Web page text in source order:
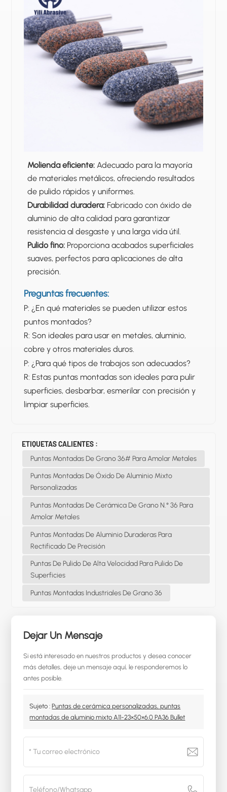
Molienda eficiente:Adecuado para la mayoría
de materiales metálicos, ofreciendo resultados
de pulido rápidos y uniformes.
Durabilidad duradera: Fabricado con óxido de
aluminio de alta calidad para garantizar
resistencia al desgaste y una larga vida útil.
Pulido fino: Proporciona acabados superficiales
suaves, perfectos para aplicaciones de alta
precisión.
Preguntas frecuentes:
P: ¿En qué materiales se pueden utilizar estos
puntos montados?
R: Son ideales para usar en metales, aluminio,
cobre y otros materiales duros.
P: ¿Para qué tipos de trabajos son adecuados?
R: Estas puntas montadas son ideales para pulir
superficies, desbarbar, esmerilar con precisión y
limpiar superficies.
ETIQUETAS CALIENTES :
Puntas Montadas De Grano 36# Para Amolar Metales
Puntas Montadas De Óxido De Aluminio Mixto
Personalizadas
Puntas Montadas De Cerámica De Grano N.° 36 Para
Amolar Metales
Puntas Montadas De Aluminio Duraderas Para
Rectificado De Precisión
Puntas De Pulido De Alta Velocidad Para Pulido De
Superficies
Puntas Montadas Industriales De Grano 36
Dejar Un Mensaje
Si está interesado en nuestros productos y desea conocer
más detalles, deje un mensaje aquí, le responderemos lo
antes posible.
Sujeto :Puntas de cerámica personalizadas, puntas
montadas de aluminio mixto A11-23×50×6.0 PA36 Bullet